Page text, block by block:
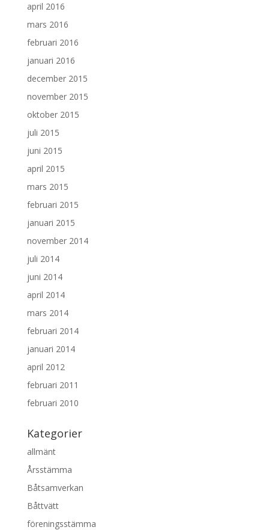
april 2016
mars 2016
februari 2016
januari 2016
december 2015
november 2015
oktober 2015
juli 2015
juni 2015
april 2015
mars 2015
februari 2015
januari 2015
november 2014
juli 2014
juni 2014
april 2014
mars 2014
februari 2014
januari 2014
april 2012
februari 2011
februari 2010
Kategorier
allmänt
Årsstämma
Båtsamverkan
Båttvätt
föreningsstämma